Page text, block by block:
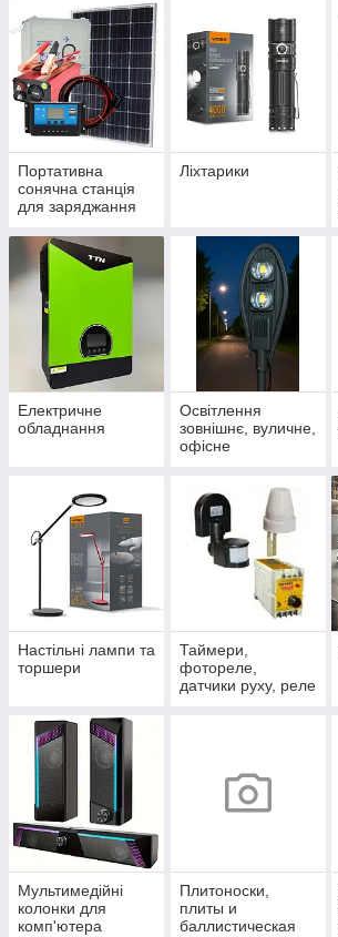
Портативна
сонячна станція
для заряджання
Ліхтарики
Електричне
обладнання
Освітлення
зовнішнє, вуличне,
офісне
Настільні лампи та
торшери
Таймери,
фотореле,
датчики руху, реле
Мультимедійні
колонки для
комп'ютера
Плитоноски,
плиты и
баллистическая